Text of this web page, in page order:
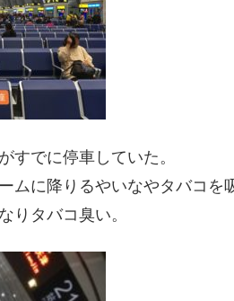
すでに停車していた。
ムに降りるやいなやタバコを
りタバコ臭い。